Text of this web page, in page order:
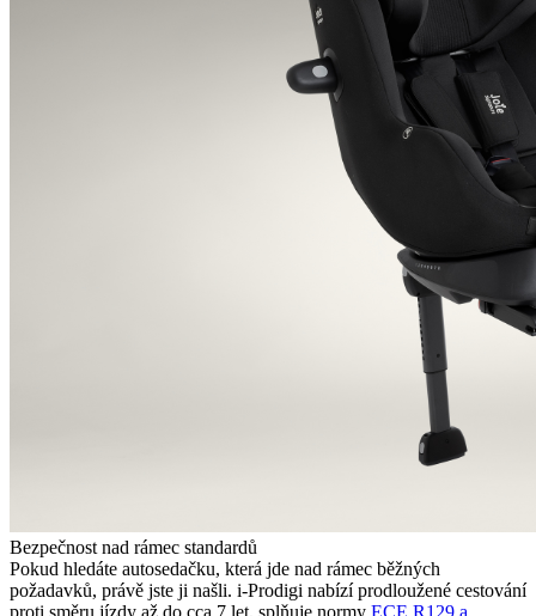
Bezpečnost nad rámec standardů
Pokud hledáte autosedačku, která jde nad rámec běžných
požadavků, právě jste ji našli. i-Prodigi nabízí prodloužené cestování
proti směru jízdy až do cca 7 let, splňuje normy ECE R129 a